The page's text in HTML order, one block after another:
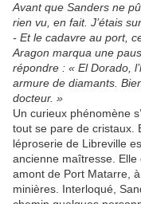
Avant que Sanders ne
rien vu, en fait. J’étais
- Et le cadavre au port,
Aragon marqua une
répondre : « El Dorado,
armure de diamants.
docteur. »
Un curieux phénomène
tout se pare de cristaux.
léproserie de Libreville
ancienne maîtresse.
amont de Port Matarre,
minières. Interloqué,